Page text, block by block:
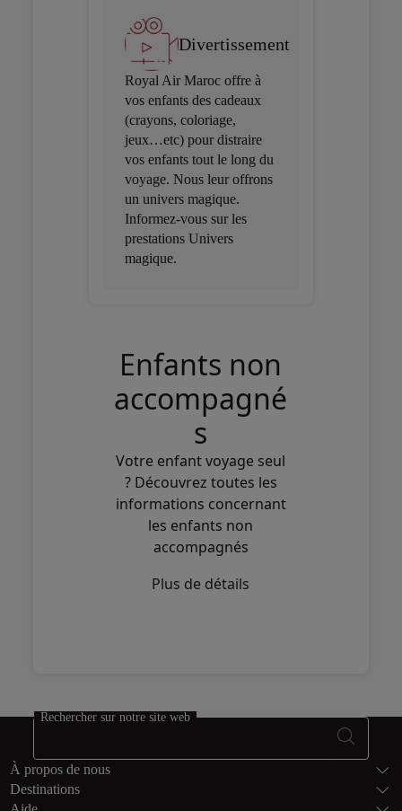
Divertissement
Royal Air Maroc offre à
vos enfants des cadeaux
(crayons, coloriage,
jeux…etc) pour distraire
vos enfants tout le long du
voyage. Nous leur offrons
un univers magique.
Informez-vous sur les
prestations Univers
magique.
Enfants non
accompagné
s
Votre enfant voyage seul
? Découvrez toutes les
informations concernant
les enfants non
accompagnés
Plus de détails
Bas de page
Rechercher sur notre site web
À propos de nous
Destinations